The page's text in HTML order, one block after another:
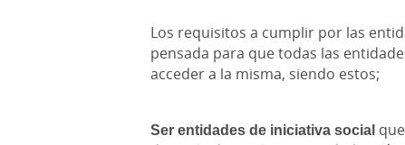
Los requisitos a cumplir por las
pensada para que todas las
acceder a la misma, siendo estos;
Ser entidades de iniciativa social